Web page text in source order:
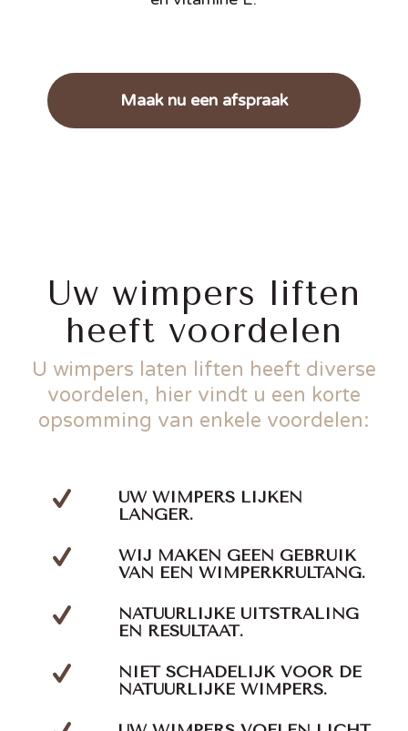
Maak nu een afspraak
Uw wimpers liften
heeft voordelen
U wimpers laten liften heeft diverse
voordelen, hier vindt u een korte
opsomming van enkele voordelen:
UW WIMPERS LIJKEN
LANGER.
WIJ MAKEN GEEN GEBRUIK
VAN EEN WIMPERKRULTANG.
NATUURLIJKE UITSTRALING
EN RESULTAAT.
NIET SCHADELIJK VOOR DE
NATUURLIJKE WIMPERS.